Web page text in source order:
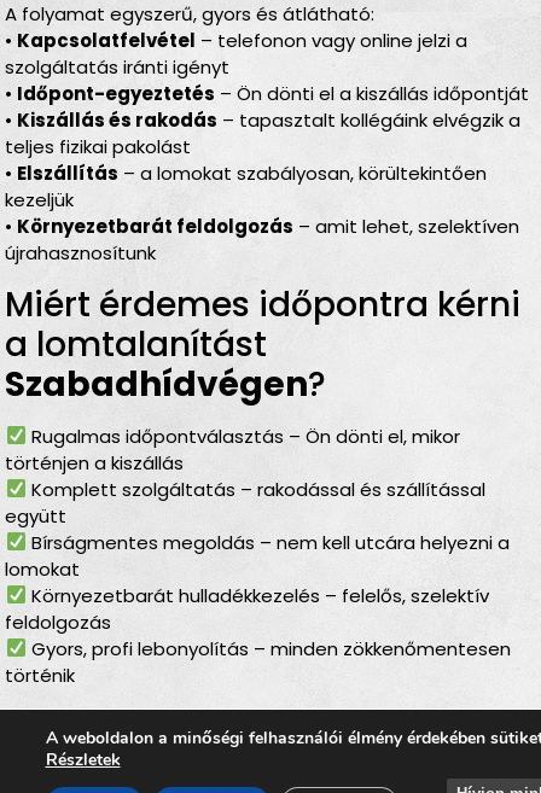
A folyamat egyszerű, gyors és átlátható:
• Kapcsolatfelvétel – telefonon vagy online jelzi a
szolgáltatás iránti igényt
• Időpont-egyeztetés – Ön dönti el a kiszállás időpontját
• Kiszállás és rakodás – tapasztalt kollégáink elvégzik a
teljes fizikai pakolást
• Elszállítás – a lomokat szabályosan, körültekintően
kezeljük
• Környezetbarát feldolgozás – amit lehet, szelektíven
újrahasznosítunk
Miért érdemes időpontra kérni
a lomtalanítást
Szabadhídvégen?
Rugalmas időpontválasztás – Ön dönti el, mikor
történjen a kiszállás
Komplett szolgáltatás – rakodással és szállítással
együtt
Bírságmentes megoldás – nem kell utcára helyezni a
lomokat
Környezetbarát hulladékkezelés – felelős, szelektív
feldolgozás
Gyors, profi lebonyolítás – minden zökkenőmentesen
történik
Lomtalanítás
Szabadhídvégen
– ideális
A weboldalon a minőségi felhasználói élmény érdekében
Részletek